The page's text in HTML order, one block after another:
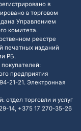
в
в торговом
Управлением
комитета.
реестре
печатных изданий
РБ.
предприятия
21-21. Электронная
торговли и услуг
14, +375 17 270-35-26